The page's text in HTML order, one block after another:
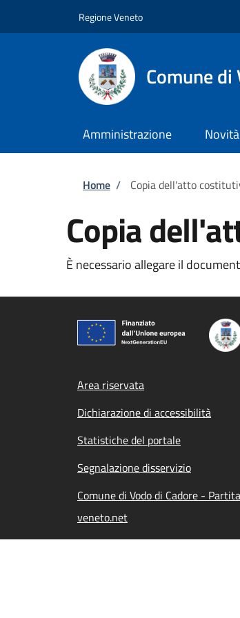
Regione Veneto
Comune di
Amministrazione Novità
Briciole di
Home / Copia dell'atto
Copia
È necessario allegare il
Footer menu
Area riservata
Dichiarazione di accessibilità
Statistiche del portale
Segnalazione disservizio
Comune di Vodo di Cadore -
veneto.net